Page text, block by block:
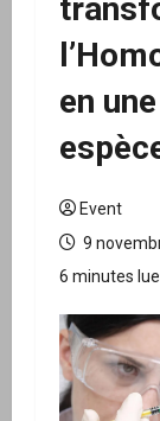
en
Event
9
6 minutes